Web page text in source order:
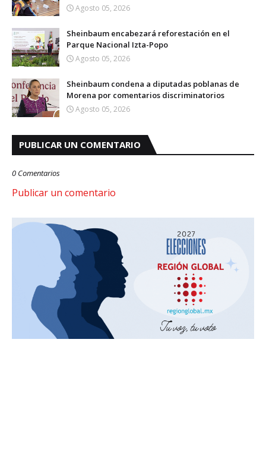
Agosto 05, 2026
Sheinbaum encabezará reforestación en el
Parque Nacional Izta-Popo
Agosto 05, 2026
Sheinbaum condena a diputadas poblanas de
Morena por comentarios discriminatorios
Agosto 05, 2026
PUBLICAR UN COMENTARIO
0 Comentarios
Publicar un comentario